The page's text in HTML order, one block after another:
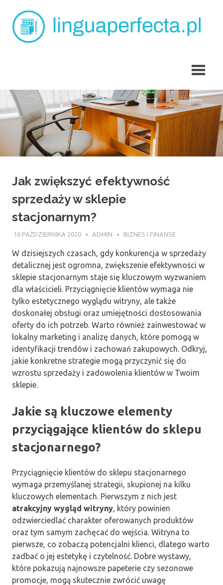
content
Jak zwiększyć efektywność
sprzedaży w sklepie
stacjonarnym?
16 PAŹDZIERNIKA 2020 ADMIN BIZNES I FINANSE
W dzisiejszych czasach, gdy konkurencja w sprzedaży
detalicznej jest ogromna, zwiększenie efektywności w
sklepie stacjonarnym staje się kluczowym wyzwaniem
dla właścicieli. Przyciągnięcie klientów wymaga nie
tylko estetycznego wyglądu witryny, ale także
doskonałej obsługi oraz umiejętności dostosowania
oferty do ich potrzeb. Warto również zainwestować w
lokalny marketing i analizę danych, które pomogą w
identyfikacji trendów i zachowań zakupowych. Odkryj,
jakie konkretne strategie mogą przyczynić się do
wzrostu sprzedaży i zadowolenia klientów w Twoim
sklepie.
Jakie są kluczowe elementy
przyciągające klientów do sklepu
stacjonarnego?
Przyciągnięcie klientów do sklepu stacjonarnego
wymaga przemyślanej strategii, skupionej na kilku
kluczowych elementach. Pierwszym z nich jest
atrakcyjny wygląd witryny, który powinien
odzwierciedlać charakter oferowanych produktów
oraz tym samym zachęcać do wejścia. Witryna to
pierwsze, co zobaczą potencjalni klienci, dlatego warto
zadbać o jej estetykę i czytelność. Dobre wystawy,
które pokazują najnowsze papeterie czy sezonowe
promocje, mogą skutecznie zwrócić uwagę